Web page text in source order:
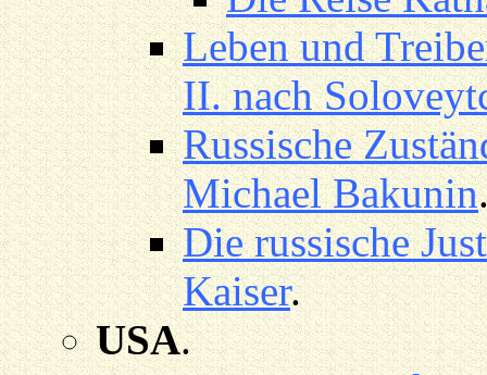
Leben und
II. nach
Russische
Michael Bakunin
Die russische
Kaiser.
USA.